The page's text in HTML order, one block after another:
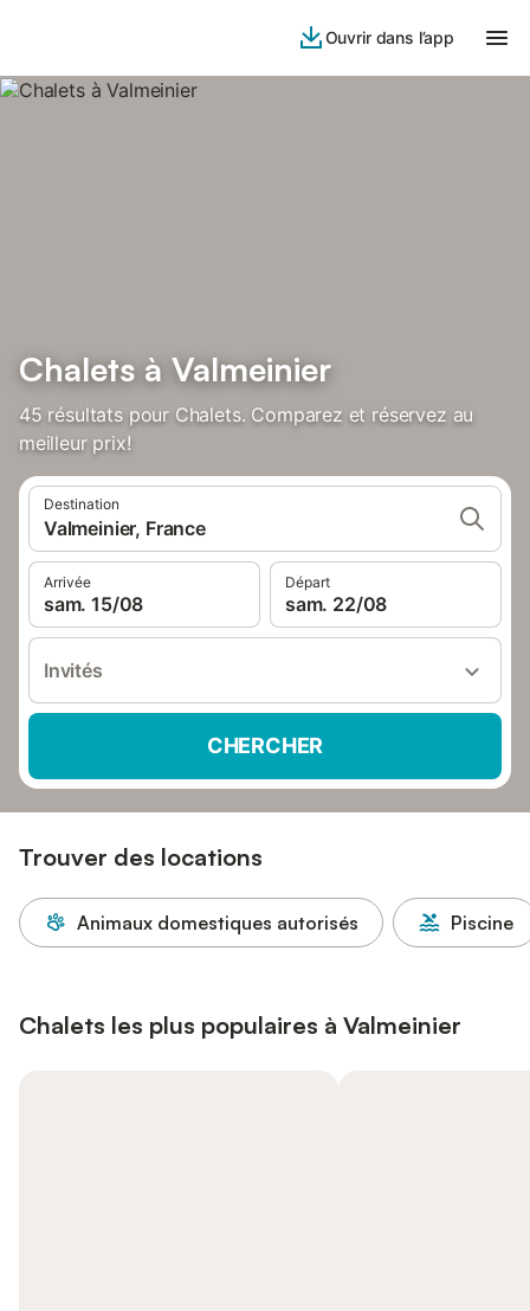
Ouvrir dans l’app
Chalets à Valmeinier
45 résultats pour Chalets. Comparez et réservez au
meilleur prix!
Destination
Valmeinier, France
Arrivée
sam. 15/08
Départ
sam. 22/08
Invités
CHERCHER
Trouver des locations
Animaux domestiques autorisés Piscine
Chalets les plus populaires à Valmeinier